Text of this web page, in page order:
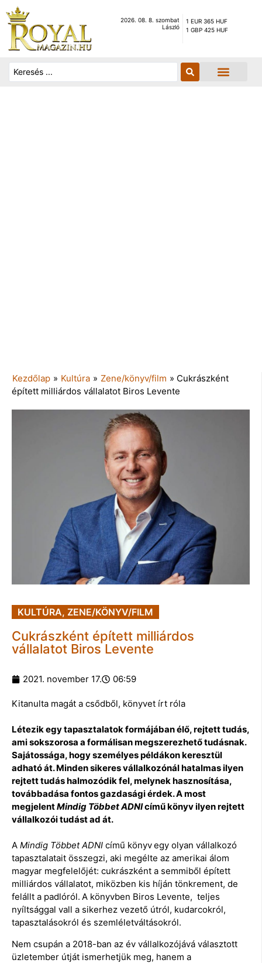
2026. 08. 8. szombat
László
1 EUR 365 HUF
1 GBP 425 HUF
Kezdőlap » Kultúra » Zene/könyv/film » Cukrászként
épített milliárdos vállalatot Biros Levente
KULTÚRA, ZENE/KÖNYV/FILM
Cukrászként épített milliárdos
vállalatot Biros Levente
2021. november 17. 06:59
Kitanulta magát a csődből, könyvet írt róla
Létezik egy tapasztalatok formájában élő, rejtett tudás,
ami sokszorosa a formálisan megszerezhető tudásnak.
Sajátossága, hogy személyes példákon keresztül
adható át. Minden sikeres vállalkozónál hatalmas ilyen
rejtett tudás halmozódik fel, melynek hasznosítása,
továbbadása fontos gazdasági érdek. A most
megjelentMindig Többet ADNIcímű könyv ilyen rejtett
vállalkozói tudást ad át.
A Mindig Többet ADNI című könyvegy olyan vállalkozó
tapasztalatait összegzi, aki megélte az amerikai álom
magyar megfelelőjét: cukrászként a semmiből épített
milliárdos vállalatot, miközben kis híján tönkrement, de
felállt a padlóról. A könyvben Biros Levente, teljes
nyíltsággal vall a sikerhez vezető útról, kudarcokról,
tapasztalásokról és szemléletváltásokról.
Nem csupán a 2018-ban az év vállalkozójává választott
üzletember útját ismerhetjük meg, hanem a